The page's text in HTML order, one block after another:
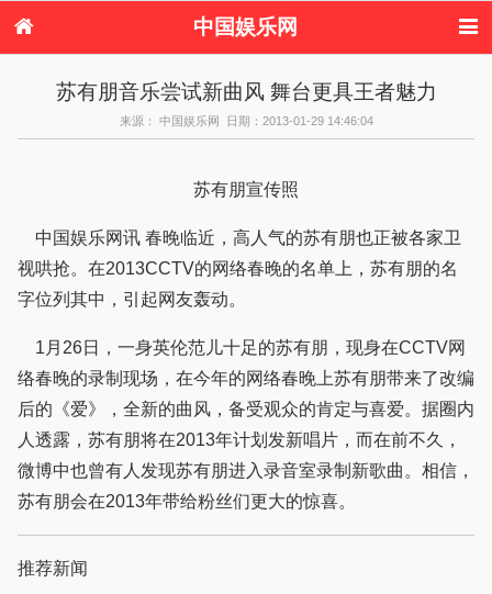
中国娱乐网
港台娱乐
日本娱乐 韩国娱乐
欧美娱乐
音乐新闻 影视新闻
内地明星八卦
八卦
苏有朋音乐尝试新曲风 舞台更具王者魅力
来源： 中国娱乐网 日期：2013-01-29 14:46:04
苏有朋宣传照
中国娱乐网讯 春晚临近，高人气的苏有朋也正被各家卫
视哄抢。在2013CCTV的网络春晚的名单上，苏有朋的名
字位列其中，引起网友轰动。
1月26日，一身英伦范儿十足的苏有朋，现身在CCTV网
络春晚的录制现场，在今年的网络春晚上苏有朋带来了改编
后的《爱》，全新的曲风，备受观众的肯定与喜爱。据圈内
人透露，苏有朋将在2013年计划发新唱片，而在前不久，
微博中也曾有人发现苏有朋进入录音室录制新歌曲。相信，
苏有朋会在2013年带给粉丝们更大的惊喜。
推荐新闻